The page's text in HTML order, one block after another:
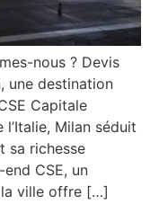
nous ? Devis
une destination
Capitale
Milan séduit
sa richesse
CSE, un
la ville offre […]